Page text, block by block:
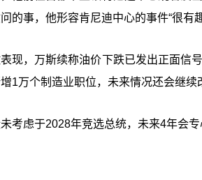
的事，他形容肯尼迪中心的事件“很有
现，万斯续称油价下跌已发出正面信
1万个制造业职位，未来情况还会继续
考虑于2028年竞选总统，未来4年会专